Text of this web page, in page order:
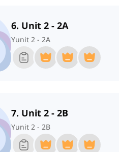
6. Unit 2 - 2A
Yunit 2 - 2A
7. Unit 2 - 2B
Yunit 2 - 2B